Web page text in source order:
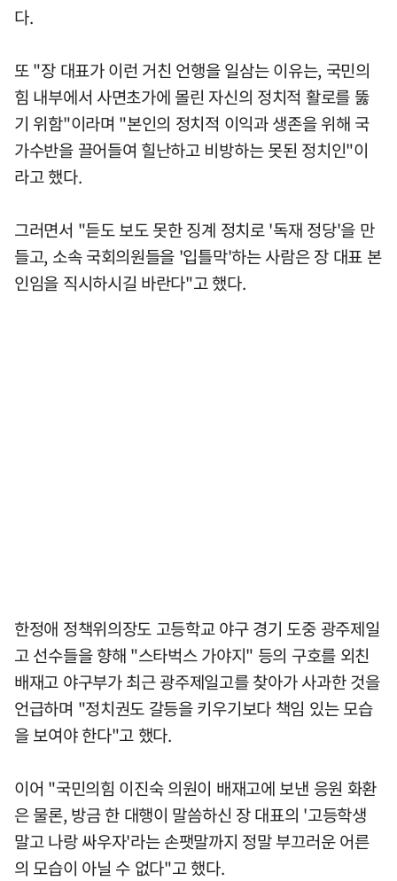
다.
또 "장 대표가 이런 거친 언행을 일삼는 이유는, 국민의
힘 내부에서 사면초가에 몰린 자신의 정치적 활로를 뚫
기 위함"이라며 "본인의 정치적 이익과 생존을 위해 국
가수반을 끌어들여 힐난하고 비방하는 못된 정치인"이
라고 했다.
그러면서 "듣도 보도 못한 징계 정치로 '독재 정당'을 만
들고, 소속 국회의원들을 '입틀막'하는 사람은 장 대표 본
인임을 직시하시길 바란다"고 했다.
한정애 정책위의장도 고등학교 야구 경기 도중 광주제일
고 선수들을 향해 "스타벅스 가야지" 등의 구호를 외친
배재고 야구부가 최근 광주제일고를 찾아가 사과한 것을
언급하며 "정치권도 갈등을 키우기보다 책임 있는 모습
을 보여야 한다"고 했다.
이어 "국민의힘 이진숙 의원이 배재고에 보낸 응원 화환
은 물론, 방금 한 대행이 말씀하신 장 대표의 '고등학생
말고 나랑 싸우자'라는 손팻말까지 정말 부끄러운 어른
의 모습이 아닐 수 없다"고 했다.